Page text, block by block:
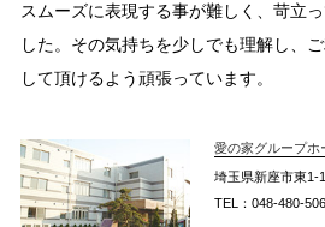
スムーズに表現する事が難しく、苛立
した。その気持ちを少しでも理解し、
して頂けるよう頑張っています。
愛の家グループホ
埼玉県新座市東1-
TEL：048-480-